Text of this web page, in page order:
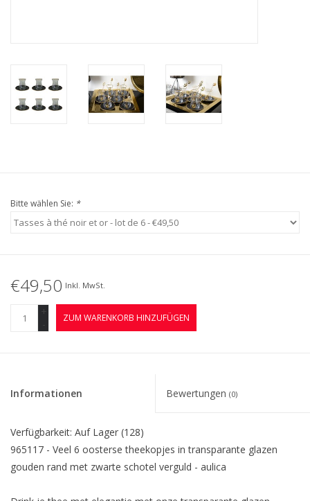
Bitte wählen Sie: *
€49,50 Inkl. MwSt.
+
-
ZUM WARENKORB HINZUFÜGEN
Informationen Bewertungen (0)
Verfügbarkeit: Auf Lager (128)
965117 - Veel 6 oosterse theekopjes in transparante glazen
gouden rand met zwarte schotel verguld - aulica